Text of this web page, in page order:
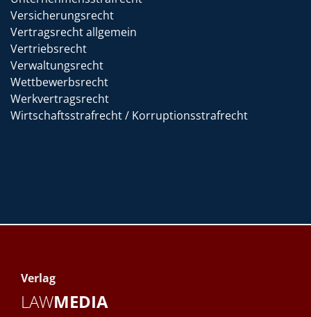
Versicherungsrecht
Vertragsrecht allgemein
Vertriebsrecht
Verwaltungsrecht
Wettbewerbsrecht
Werkvertragsrecht
Wirtschaftsstrafrecht / Korruptionsstrafrecht
Verlag
LAWMEDIA